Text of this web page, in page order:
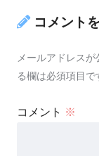
コメント
メールアドレスが
る欄は必須項目で
コメント ※